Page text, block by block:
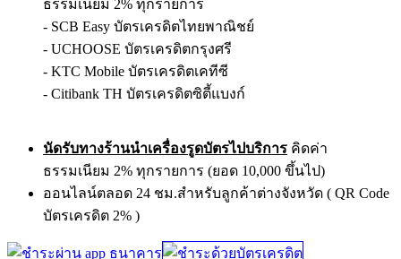
ธรรมเนียม 2% ทุกรายการ
- SCB Easy บัตรเครดิตไทยพาณิชย์
- UCHOOSE บัตรเครดิตกรุงศรี
- KTC Mobile บัตรเครดิตเคทีซี
- Citibank TH บัตรเครดิตซิตี้แบงก์
นัดรับทางร้านนำเครื่องรูดบัตรไปบริการ คิดค่า
ธรรมเนียม 2% ทุกรายการ (ยอด 10,000 ขึ้นไป)
ออนไลน์ตลอด 24 ชม.สำหรับลูกค้าต่างจังหวัด ( QR Code
บัตรเครดิต 2% )